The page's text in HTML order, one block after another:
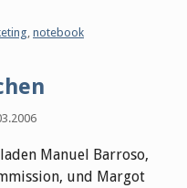
, notebook
Manuel Barroso,
und Margot